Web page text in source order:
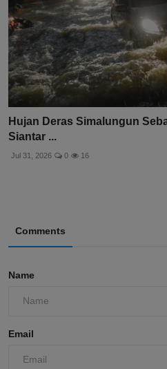
Hujan Deras Simalungun
Siantar ...
Jul 31, 2026 0 16
Comments
Name
Email